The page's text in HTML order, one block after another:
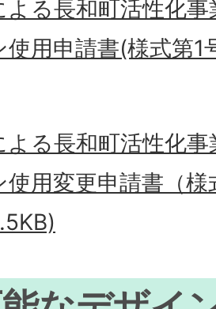
よる長和町活性化
使用申請書(様式第
よる長和町活性化
使用変更申請書（